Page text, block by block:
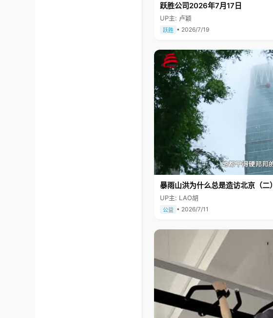
跃胜公司2026年7月17日
UP主: 卢颖
跃胜 • 2026/7/19
暴雨山洪为什么总是造访北京（二）
UP主: LAO胡
公益 • 2026/7/11